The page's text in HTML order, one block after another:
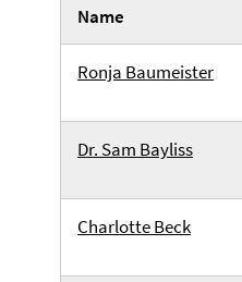
Name
Ronja Baumeister
Dr. Sam Bayliss
Charlotte Beck